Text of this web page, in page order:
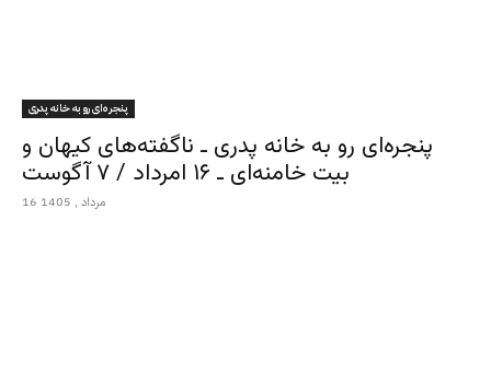
پنجره‌ای رو به خانه پدری
پنجره‌ای رو به خانه پدری ـ ناگفته‌های کیهان و
بیت خامنه‌ای ـ ۱۶ امرداد / ۷ آگوست
16 مرداد , 1405